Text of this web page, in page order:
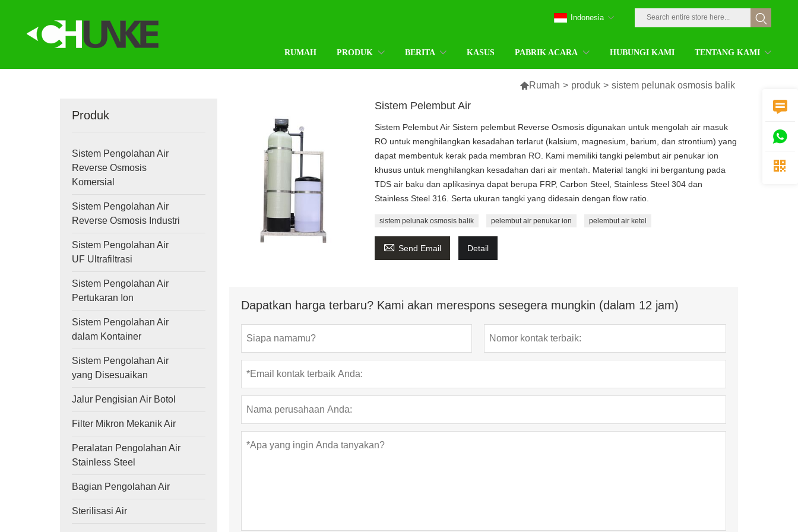
RUMAH PRODUK BERITA KASUS PABRIK ACARA HUBUNGI KAMI TENTANG KAMI
Indonesia
Rumah > produk > sistem pelunak osmosis balik
Produk
Sistem Pengolahan Air
Reverse Osmosis
Komersial
Sistem Pengolahan Air
Reverse Osmosis Industri
Sistem Pengolahan Air
UF Ultrafiltrasi
Sistem Pengolahan Air
Pertukaran Ion
Sistem Pengolahan Air
dalam Kontainer
Sistem Pengolahan Air
yang Disesuaikan
Jalur Pengisian Air Botol
Filter Mikron Mekanik Air
Peralatan Pengolahan Air
Stainless Steel
Bagian Pengolahan Air
Sterilisasi Air
Sistem Pelembut Air
Sistem Pelembut Air Sistem pelembut Reverse Osmosis digunakan untuk mengolah air masuk
RO untuk menghilangkan kesadahan terlarut (kalsium, magnesium, barium, dan strontium) yang
dapat membentuk kerak pada membran RO. Kami memiliki tangki pelembut air penukar ion
khusus untuk menghilangkan kesadahan dari air mentah. Material tangki ini bergantung pada
TDS air baku dan aplikasinya dapat berupa FRP, Carbon Steel, Stainless Steel 304 dan
Stainless Steel 316. Serta ukuran tangki yang didesain dengan flow ratio.
sistem pelunak osmosis balik pelembut air penukar ion pelembut air ketel
 Send Email Detail
Dapatkan harga terbaru? Kami akan merespons sesegera mungkin (dalam 12 jam)


